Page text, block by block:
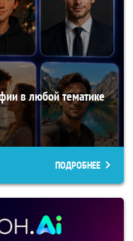
в любой тематике
ПОДРОБНЕЕ